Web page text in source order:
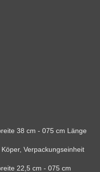
38 cm - 075 cm Länge
Verpackungseinheit
22,5 cm - 075 cm